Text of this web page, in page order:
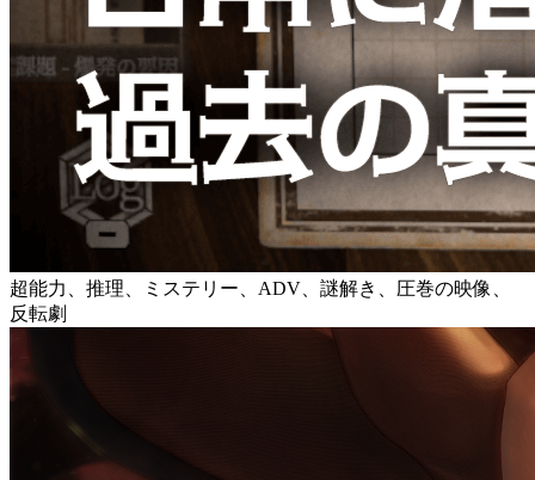
超能力、推理、ミステリー、ADV、謎解き、圧巻の映像、
反転劇